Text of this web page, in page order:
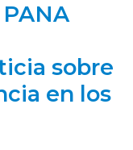
sobre
en los